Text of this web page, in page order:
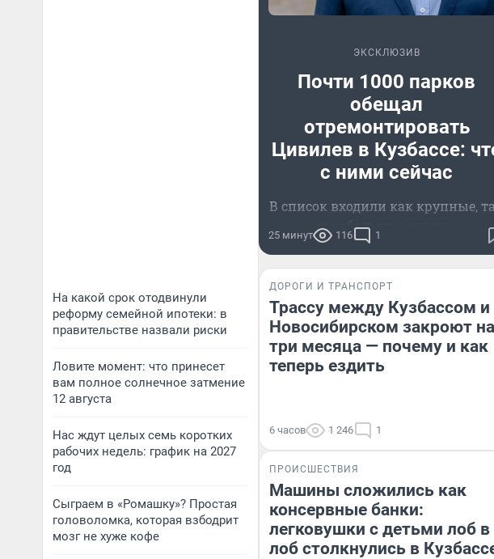
На какой срок отодвинули
реформу семейной ипотеки: в
правительстве назвали риски
Ловите момент: что принесет
вам полное солнечное затмение
12 августа
Нас ждут целых семь коротких
рабочих недель: график на 2027
год
Сыграем в «Ромашку»? Простая
головоломка, которая взбодрит
мозг не хуже кофе
ЭКСКЛЮЗИВ
Почти 1000 парков
обещал
отремонтировать
Цивилев в Кузбассе:
с ними сейчас
В список входили как крупные,
и небольшие скверы
25 минут 116 1
ДОРОГИ И ТРАНСПОРТ
Трассу между Кузбассом и
Новосибирском закроют на
три месяца — почему и как
теперь ездить
6 часов 1 246 1
ПРОИСШЕСТВИЯ
Машины сложились как
консервные банки:
легковушки с детьми лоб в
лоб столкнулись в